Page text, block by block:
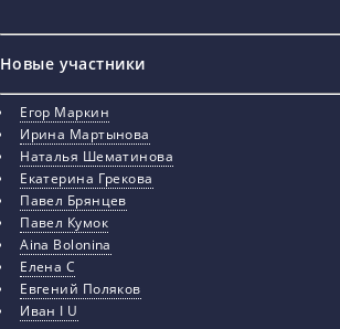
Новые участники
Егор Маркин
Ирина Мартынова
Наталья Шематинова
Екатерина Грекова
Павел Брянцев
Павел Кумок
Aina Bolonina
Елена С
Евгений Поляков
Иван I U